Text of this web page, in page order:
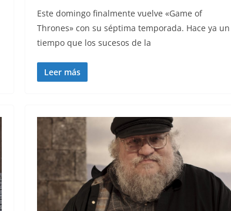
Este domingo finalmente vuelve «Game of
Thrones» con su séptima temporada. Hace ya un
tiempo que los sucesos de la
Leer más